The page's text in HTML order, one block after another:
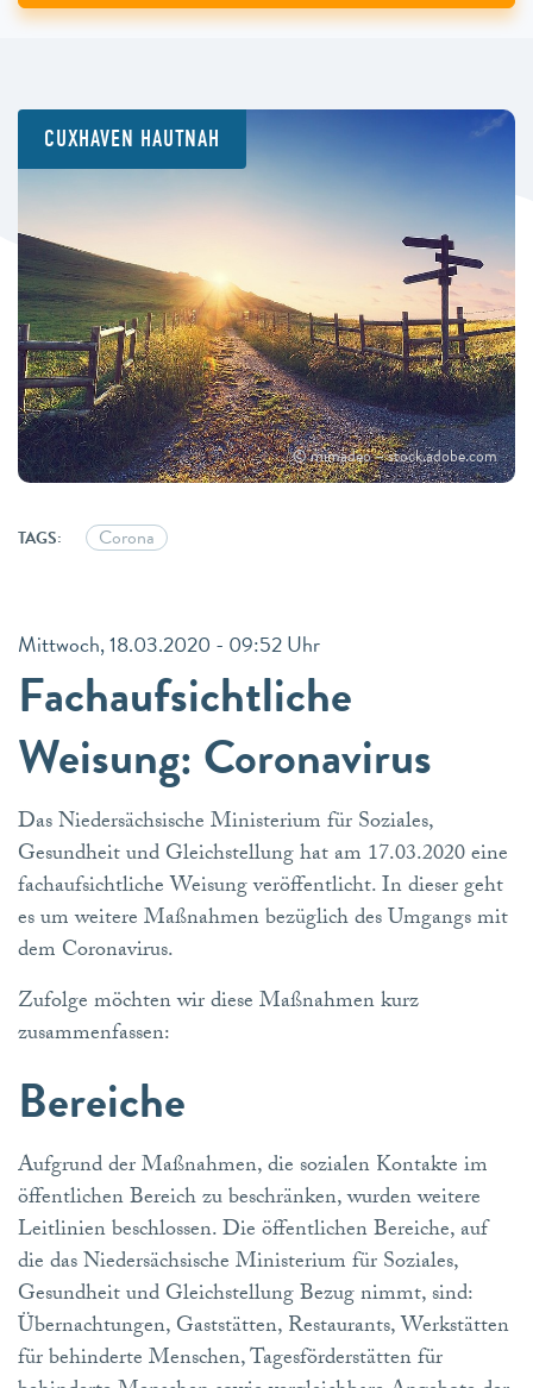
CUXHAVEN HAUTNAH
© mimadeo – stock.adobe.com
TAGS: Corona
Mittwoch, 18.03.2020 - 09:52 Uhr
Fachaufsichtliche
Weisung: Coronavirus
Das Niedersächsische Ministerium für Soziales,
Gesundheit und Gleichstellung hat am 17.03.2020 eine
fachaufsichtliche Weisung veröffentlicht. In dieser geht
es um weitere Maßnahmen bezüglich des Umgangs mit
dem Coronavirus.
Zufolge möchten wir diese Maßnahmen kurz
zusammenfassen:
Bereiche
Aufgrund der Maßnahmen, die sozialen Kontakte im
öffentlichen Bereich zu beschränken, wurden weitere
Leitlinien beschlossen. Die öffentlichen Bereiche, auf
die das Niedersächsische Ministerium für Soziales,
Gesundheit und Gleichstellung Bezug nimmt, sind:
Übernachtungen, Gaststätten, Restaurants, Werkstätten
für behinderte Menschen, Tagesförderstätten für